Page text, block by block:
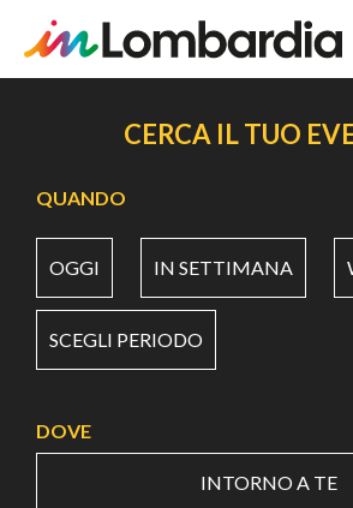
principale
CERCA IL TUO
QUANDO
OGGI IN SETTIMANA
SCEGLI PERIODO
DOVE
INTORNO A TE